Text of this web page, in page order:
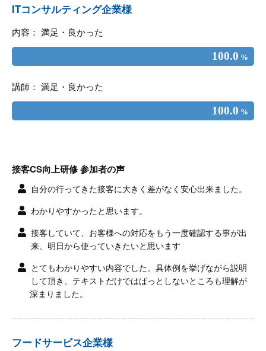
ITコンサルティング企業様
内容： 満足・良かった
100.0 %
講師： 満足・良かった
100.0 %
接客CS向上研修 参加者の声
自分の行ってきた接客に大きく差がなく安心出来ました。
わかりやすかったと思います。
接客していて、お客様への対応をもう一度確認する事が出
来、明日から使っていきたいと思います
とてもわかりやすい内容でした。具体例を挙げながら説明
して頂き、テキストだけではぱっとしないところも理解が
深まりました。
フードサービス企業様